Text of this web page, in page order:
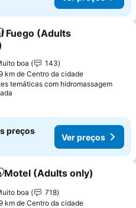
aos favoritos
Fuego (Adults
boa
143
km de Centro da cidade
temáticas com hidromassagem
preços
Ver preços
aos favoritos
Motel (Adults only)
boa
718
km de Centro da cidade